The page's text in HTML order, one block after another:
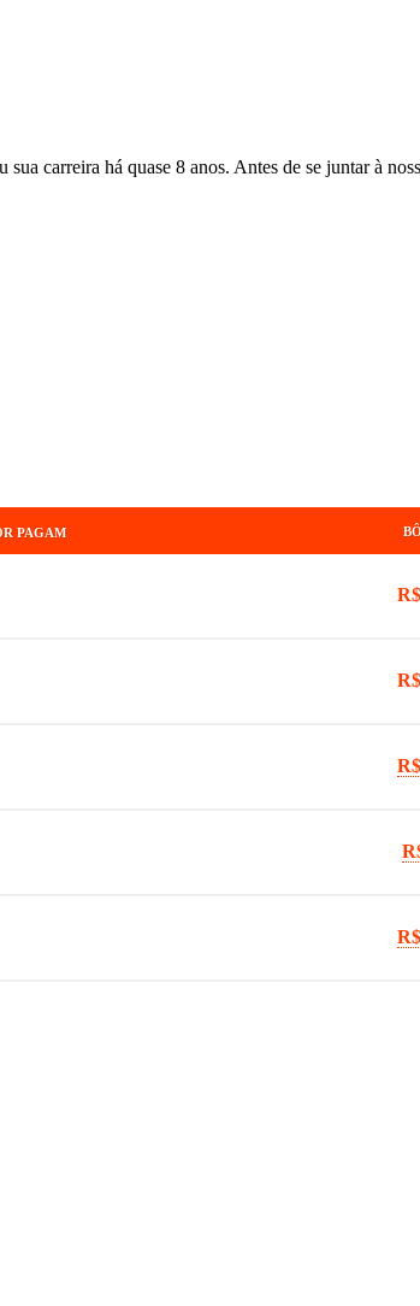
carreira há quase 8 anos. Antes de se juntar à
PAGAM